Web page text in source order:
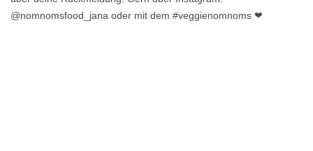
@nomnomsfood_jana oder mit dem #veggienomnoms ❤